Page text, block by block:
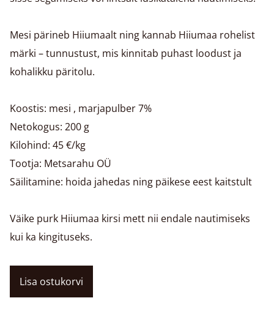
Mesi pärineb Hiiumaalt ning kannab Hiiumaa rohelist
märki – tunnustust, mis kinnitab puhast loodust ja
kohalikku päritolu.
Koostis: mesi , marjapulber 7%
Netokogus: 200 g
Kilohind: 45 €/kg
Tootja: Metsarahu OÜ
Säilitamine: hoida jahedas ning päikese eest kaitstult
Väike purk Hiiumaa kirsi mett nii endale nautimiseks
kui ka kingituseks.
Lisa ostukorvi